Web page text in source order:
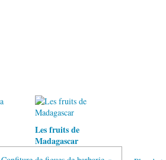
Les fruits de
Madagascar